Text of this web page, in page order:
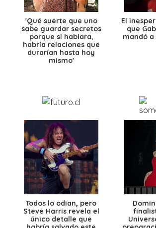
'Qué suerte que uno
sabe guardar secretos
porque si hablara,
habría relaciones que
durarían hasta hoy
mismo'
El
que
mandó a
Todos lo odian, pero
Steve Harris revela el
único detalle que